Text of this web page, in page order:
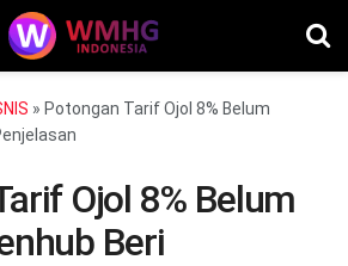
» Potongan Tarif Ojol 8% Belum
Ojol 8% Belum
Beri